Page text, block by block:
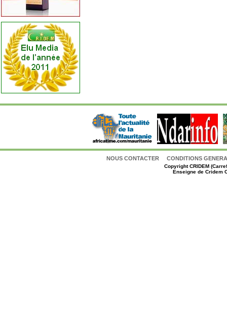
NOUS CONTACTER CONDITIONS
CopyrightCRIDEM
Enseigne de Cridem